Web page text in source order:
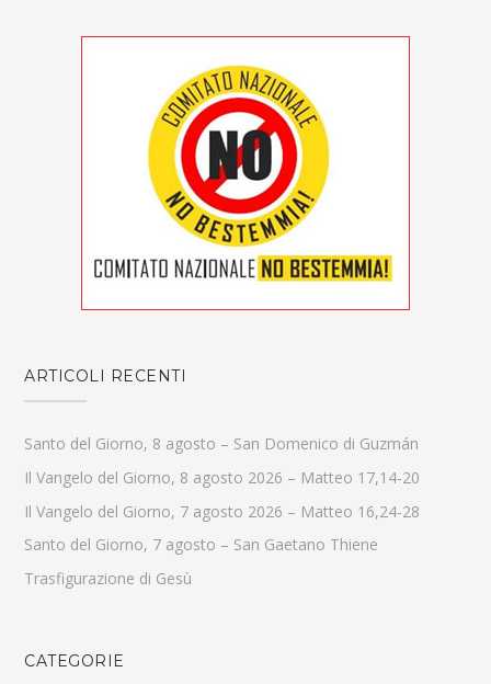
ARTICOLI RECENTI
Santo del Giorno, 8 agosto – San Domenico di Guzmán
Il Vangelo del Giorno, 8 agosto 2026 – Matteo 17,14-20
Il Vangelo del Giorno, 7 agosto 2026 – Matteo 16,24-28
Santo del Giorno, 7 agosto – San Gaetano Thiene
Trasfigurazione di Gesù
CATEGORIE